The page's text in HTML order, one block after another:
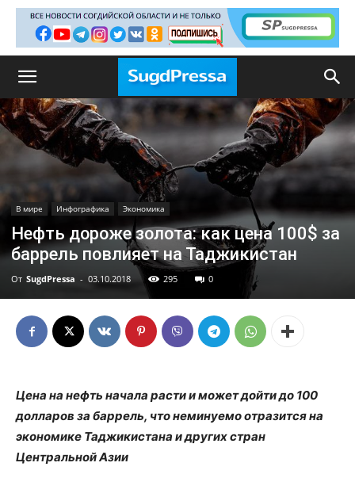
В мире Инфографика Экономика
Нефть дороже золота: как цена 100$ за
баррель повлияет на Таджикистан
От SugdPressa - 03.10.2018 295 0
Цена на нефть начала расти и может дойти до 100
долларов за баррель, что неминуемо отразится на
экономике Таджикистана и других стран
Центральной Азии